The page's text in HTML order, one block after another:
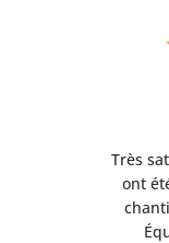
Très
ont